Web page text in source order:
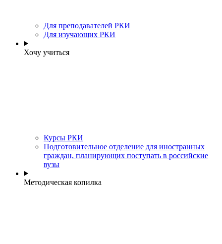
Для преподавателей РКИ
Для изучающих РКИ
Хочу учиться
Курсы РКИ
Подготовительное отделение для иностранных
граждан, планирующих поступать в российские
вузы
Методическая копилка